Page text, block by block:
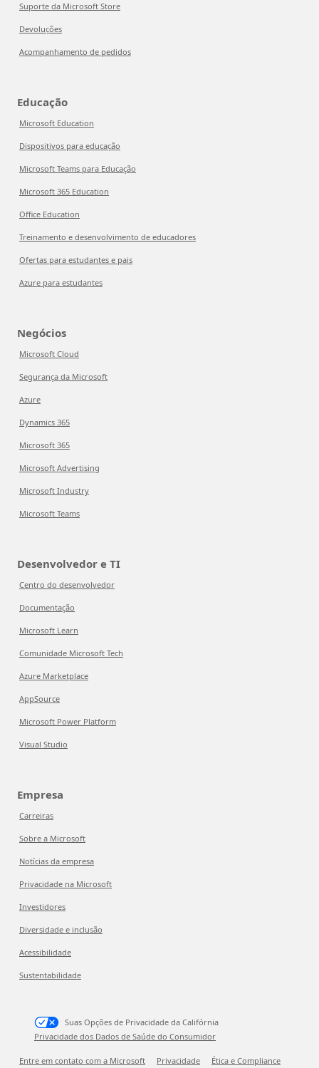
Suporte da Microsoft Store
Devoluções
Acompanhamento de pedidos
Educação
Microsoft Education
Dispositivos para educação
Microsoft Teams para Educação
Microsoft 365 Education
Office Education
Treinamento e desenvolvimento de educadores
Ofertas para estudantes e pais
Azure para estudantes
Negócios
Microsoft Cloud
Segurança da Microsoft
Azure
Dynamics 365
Microsoft 365
Microsoft Advertising
Microsoft Industry
Microsoft Teams
Desenvolvedor e TI
Centro do desenvolvedor
Documentação
Microsoft Learn
Comunidade Microsoft Tech
Azure Marketplace
AppSource
Microsoft Power Platform
Visual Studio
Empresa
Carreiras
Sobre a Microsoft
Notícias da empresa
Privacidade na Microsoft
Investidores
Diversidade e inclusão
Acessibilidade
Sustentabilidade
Suas Opções de Privacidade da Califórnia
Privacidade dos Dados de Saúde do Consumidor
Entre em contato com a Microsoft Privacidade Ética e Compliance